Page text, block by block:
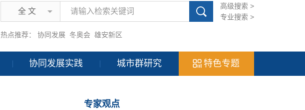
全 文
高级搜索 >
专业搜索 >
热点推荐： 协同发展 冬奥会 雄安新区
协同发展实践 城市群研究 特色专题
专家观点